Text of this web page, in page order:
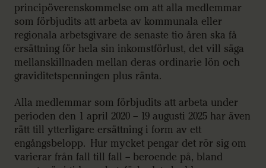
principöverenskommelse om att alla medlemmar
som förbjudits att arbeta av kommunala eller
regionala arbetsgivare de senaste tio åren ska få
ersättning för hela sin inkomstförlust, det vill säga
mellanskillnaden mellan deras ordinarie lön och
graviditetspenningen plus ränta.
Alla medlemmar som förbjudits att arbeta under
perioden den 1 april 2020 – 19 augusti 2025 har även
rätt till ytterligare ersättning i form av ett
engångsbelopp. Hur mycket pengar det rör sig om
varierar från fall till fall – beroende på, bland